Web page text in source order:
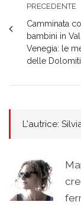
PRECEDENTE
Camminata
bambini in Val
Venegia: le
delle
L'autrice: